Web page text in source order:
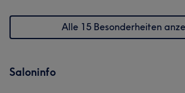
Alle 15 Besonderheiten
Saloninfo